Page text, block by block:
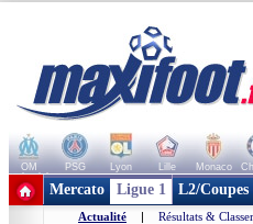
OM PSG Lyon Lille Monaco
+ de clubs
Mercato Ligue 1 L2/Coupes
Actualité | Résultats &